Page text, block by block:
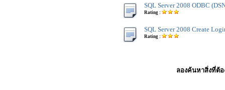
SQL Server 2008 ODBC
Rating :
SQL Server 2008 Create
Rating :
ลองค้นหาสิ่งที่ต้อ